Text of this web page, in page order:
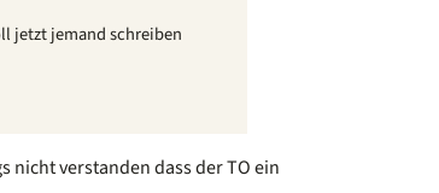
jetzt jemand schreiben
nicht verstanden dass der TO ein